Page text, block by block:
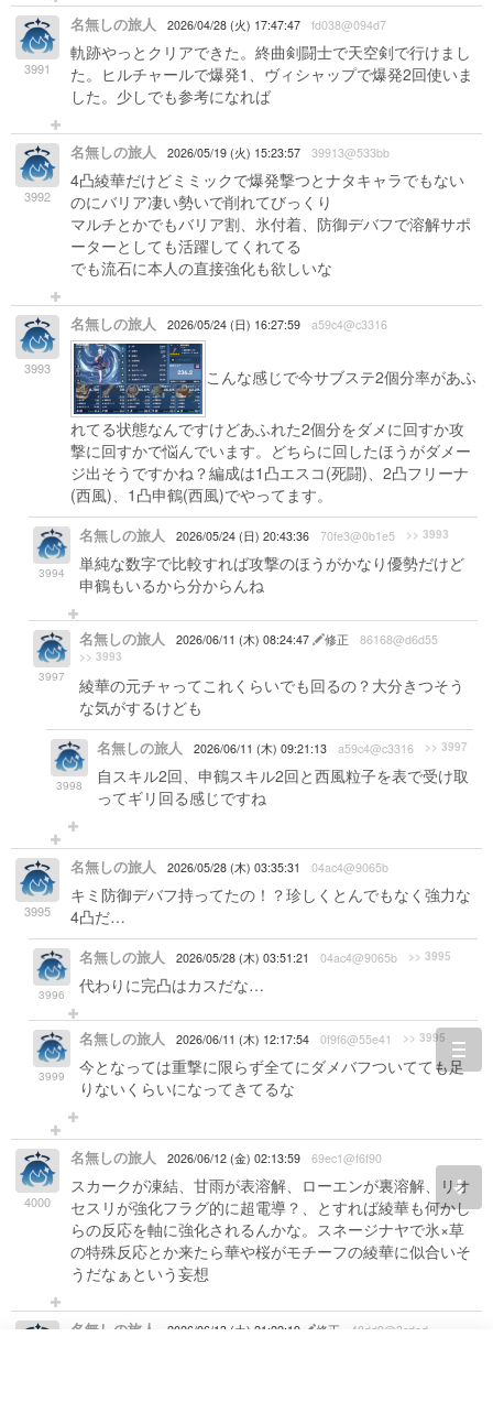
3991
名無しの旅人 2026/04/28 (火) 17:47:47 fd038@094d7
軌跡やっとクリアできた。終曲剣闘士で天空剣で行けまし
た。ヒルチャールで爆発1、ヴィシャップで爆発2回使いま
した。少しでも参考になれば
3992
名無しの旅人 2026/05/19 (火) 15:23:57 39913@533bb
4凸綾華だけどミミックで爆発撃つとナタキャラでもない
のにバリア凄い勢いで削れてびっくり
マルチとかでもバリア割、氷付着、防御デバフで溶解サポ
ーターとしても活躍してくれてる
でも流石に本人の直接強化も欲しいな
3993
名無しの旅人 2026/05/24 (日) 16:27:59 a59c4@c3316
こんな感じで今サブステ2個分率があふ
れてる状態なんですけどあふれた2個分をダメに回すか攻
撃に回すかで悩んでいます。どちらに回したほうがダメー
ジ出そうですかね？編成は1凸エスコ(死闘)、2凸フリーナ
(西風)、1凸申鶴(西風)でやってます。
3994
名無しの旅人 2026/05/24 (日) 20:43:36 70fe3@0b1e5 >> 3993
単純な数字で比較すれば攻撃のほうがかなり優勢だけど
申鶴もいるから分からんね
3997
名無しの旅人 2026/06/11 (木) 08:24:47 修正 86168@d6d55
>> 3993
綾華の元チャってこれくらいでも回るの？大分きつそう
な気がするけども
3998
名無しの旅人 2026/06/11 (木) 09:21:13 a59c4@c3316 >> 3997
自スキル2回、申鶴スキル2回と西風粒子を表で受け取
ってギリ回る感じですね
3995
名無しの旅人 2026/05/28 (木) 03:35:31 04ac4@9065b
キミ防御デバフ持ってたの！？珍しくとんでもなく強力な
4凸だ…
3996
名無しの旅人 2026/05/28 (木) 03:51:21 04ac4@9065b >> 3995
代わりに完凸はカスだな…
3999
名無しの旅人 2026/06/11 (木) 12:17:54 0f9f6@55e41 >> 3995
今となっては重撃に限らず全てにダメバフついてても足
りないくらいになってきてるな
4000
名無しの旅人 2026/06/12 (金) 02:13:59 69ec1@f6f90
スカークが凍結、甘雨が表溶解、ローエンが裏溶解、リオ
セスリが強化フラグ的に超電導？、とすれば綾華も何かし
らの反応を軸に強化されるんかな。スネージナヤで氷×草
の特殊反応とか来たら華や桜がモチーフの綾華に似合いそ
うだなぁという妄想
名無しの旅人 2026/06/13 (土) 21:22:19 修正 48dd9@3cdad